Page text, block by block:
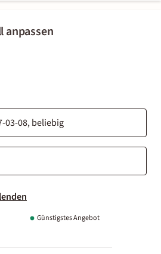
anpassen
Günstigstes Angebot